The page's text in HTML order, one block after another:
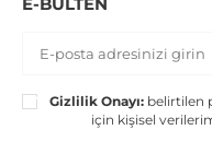
Camları sert bir
Çanta veya
Camları
Gizlilik Onayı:belirtilen
için kişisel